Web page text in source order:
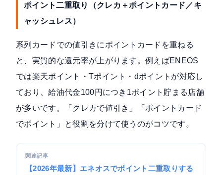
ポイント二重取り（クレカ＋ポイントカード／キ
ャッシュレス）
系列カードでの値引きにポイントカードを重ねる
と、実質的な還元率が上がります。例えばENEOS
では楽天ポイント・Tポイント・dポイントが対応し
ており、給油代金100円につき1ポイント貯まる店舗
が多いです。「クレカで値引き」「ポイントカード
でポイント」と役割を分けて使うのがコツです。
関連記事
【2026年最新】エネオスでポイント二重取りする